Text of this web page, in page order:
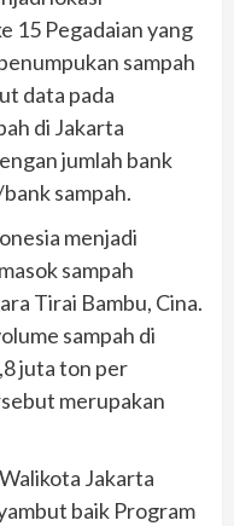
15 Pegadaian yang
sampah
data pada
di Jakarta
jumlah bank
sampah.
menjadi
sampah
Tirai Bambu, Cina.
sampah di
juta ton per
merupakan
Jakarta
baik Program